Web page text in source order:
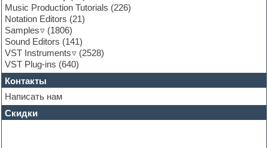
General MIDI kits
Guitar emulation
Guitar loops
Guitar processing and effects
Hands-up samples
Hardstyle
Heavy metal sample packs
Hip-hop
House music
Hypersonic
Jazz
Music Production Tutorials (226)
Notation Editors (21)
Samples
(1806)
Sound Editors (141)
VST Instruments
(2528)
VST Plug-ins (640)
Контакты
Написать нам
Скидки